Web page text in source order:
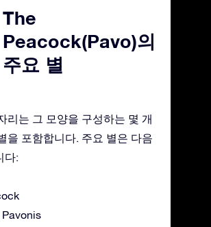
The
Peacock(Pavo)의
주요 별
리는 그 모양을 구성하는 몇 개
을 포함합니다. 주요 별은 다음
다: